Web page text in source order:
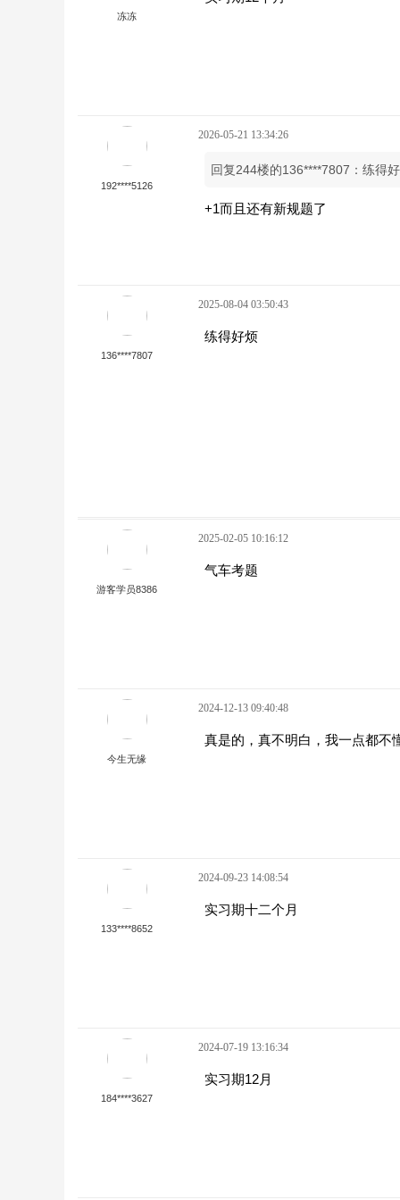
冻冻
192****5126
2026-05-21 13:34:26
回复244楼的136****7807：练得
+1而且还有新规题了
136****7807
2025-08-04 03:50:43
练得好烦
游客学员8386
2025-02-05 10:16:12
气车考题
今生无缘
2024-12-13 09:40:48
真是的，真不明白，我一点都不
133****8652
2024-09-23 14:08:54
实习期十二个月
184****3627
2024-07-19 13:16:34
实习期12月